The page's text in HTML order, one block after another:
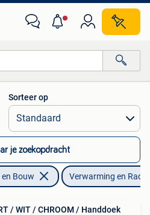
Sorteer op
je zoekopdracht
en Bouw Verwarming en
/ WIT / CHROOM / Handdoek